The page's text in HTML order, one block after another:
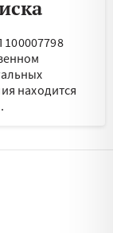
находится
.